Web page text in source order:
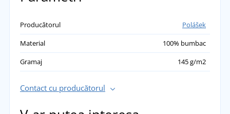
Producătorul
Polášek
Material
100% bumbac
Gramaj
145 g/m2
Contact cu producătorul